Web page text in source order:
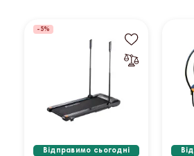
-5%
Відправимо сьогодні